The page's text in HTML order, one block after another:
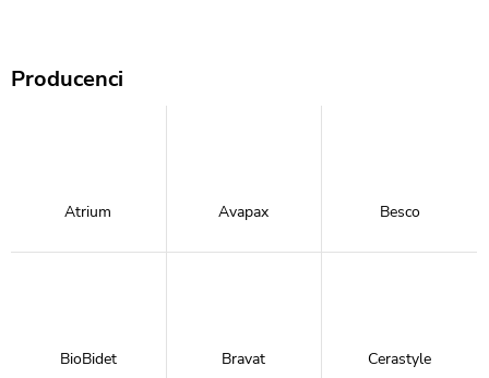
Producenci
Atrium Avapax Besco
BioBidet Bravat Cerastyle